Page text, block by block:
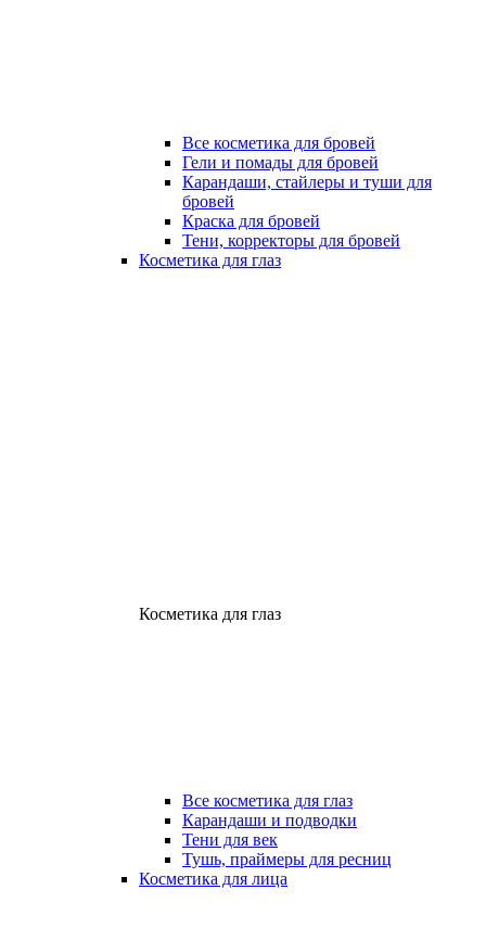
Все косметика для бровей
Гели и помады для бровей
Карандаши, стайлеры и туши для
бровей
Краска для бровей
Тени, корректоры для бровей
Косметика для глаз
Косметика для глаз
Все косметика для глаз
Карандаши и подводки
Тени для век
Тушь, праймеры для ресниц
Косметика для лица